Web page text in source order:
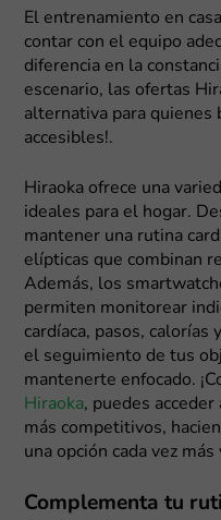
El entrenamiento en
contar con el equipo
diferencia en la
escenario, las ofertas
alternativa para quienes
accesibles!.
Hiraoka ofrece una
ideales para el hogar.
mantener una rutina
elípticas que combinan
Además, los
permiten monitorear
cardíaca, pasos, calorías
el seguimiento de tus
mantenerte enfocado.
Hiraoka, puedes
más competitivos,
una opción cada vez más
Complementa tu